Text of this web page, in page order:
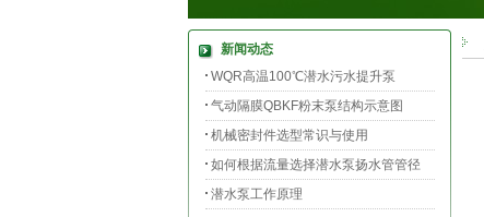
新闻动态
WQR高温100℃潜水污水提升泵
气动隔膜QBKF粉末泵结构示意图
机械密封件选型常识与使用
如何根据流量选择潜水泵扬水管管径
潜水泵工作原理